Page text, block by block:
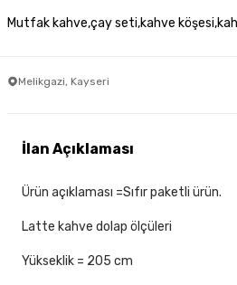
Mutfak kahve,çay seti,kahve
Melikgazi, Kayseri
İlan Açıklaması
Ürün açıklaması =Sıfır paketli ürün.
Latte kahve dolap ölçüleri
Yükseklik = 205 cm